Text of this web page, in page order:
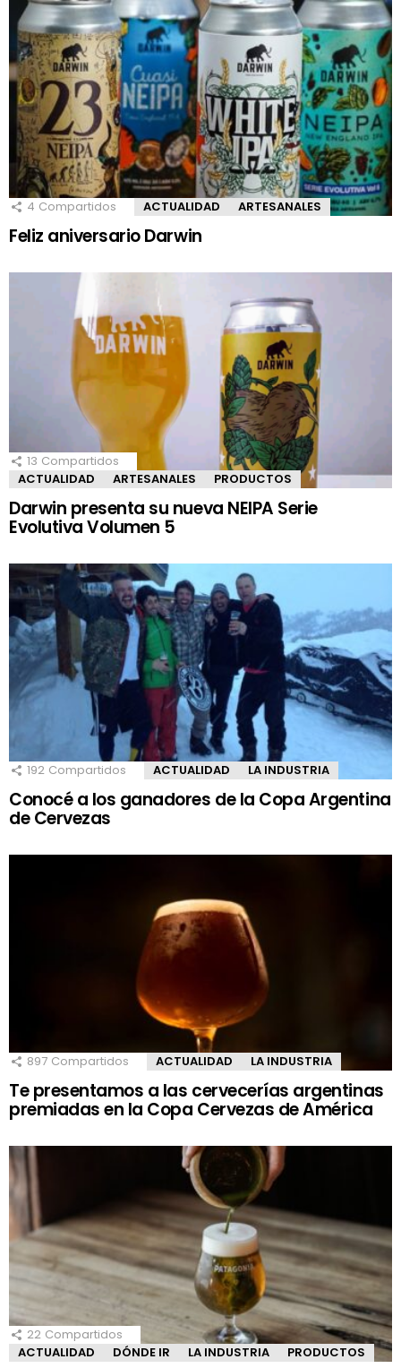
4 Compartidos ACTUALIDAD ARTESANALES
Feliz aniversario Darwin
13 Compartidos
ACTUALIDAD
ARTESANALES PRODUCTOS
Darwin presenta su nueva NEIPA Serie
Evolutiva Volumen 5
192 Compartidos ACTUALIDAD LA INDUSTRIA
Conocé a los ganadores de la Copa Argentina
de Cervezas
897 Compartidos ACTUALIDAD LA INDUSTRIA
Te presentamos a las cervecerías argentinas
premiadas en la Copa Cervezas de América
22 Compartidos
ACTUALIDAD
DÓNDE IR LA INDUSTRIA PRODUCTOS